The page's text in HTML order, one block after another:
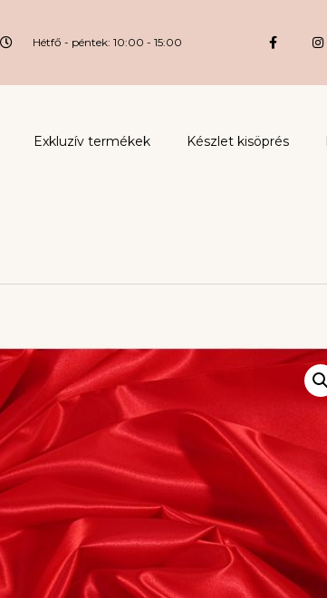
Hétfő - péntek: 10:00 - 15:00
Exkluzív termékek Készlet kisöprés